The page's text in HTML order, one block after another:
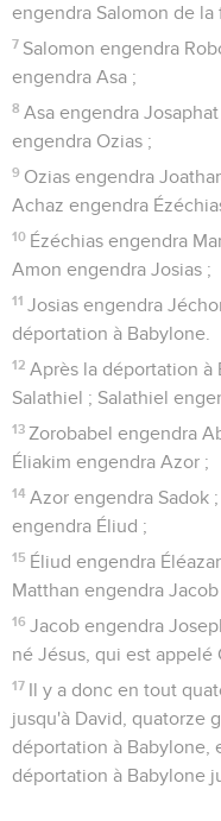
engendra Salomon de la
7 Salomon engendra
engendra Asa ;
8 Asa engendra
engendra Ozias ;
9 Ozias engendra
Achaz engendra
10 Ézéchias engendra
Amon engendra Josias ;
11 Josias engendra
déportation à Babylone.
12 Après la déportation à
Salathiel ; Salathiel
13 Zorobabel engendra
Éliakim engendra Azor ;
14 Azor engendra Sadok
engendra Éliud ;
15 Éliud engendra
Matthan engendra Jacob
16 Jacob engendra
né Jésus, qui est appelé
17 Il y a donc en tout
jusqu'à David, quatorze
déportation à Babylone,
déportation à Babylone